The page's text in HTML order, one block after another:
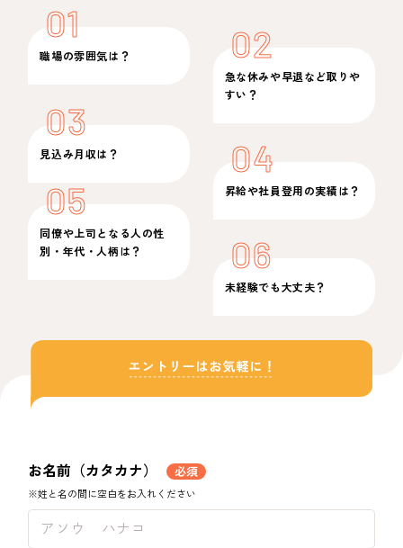
01
職場の雰囲気は？ 02
急な休みや早退など取りや
すい？
03
見込み月収は？ 04
昇給や社員登用の実績は？
05
同僚や上司となる人の性
別・年代・人柄は？
06
未経験でも大丈夫？
お名前（カタカナ） 必須
※姓と名の間に空白をお入れください